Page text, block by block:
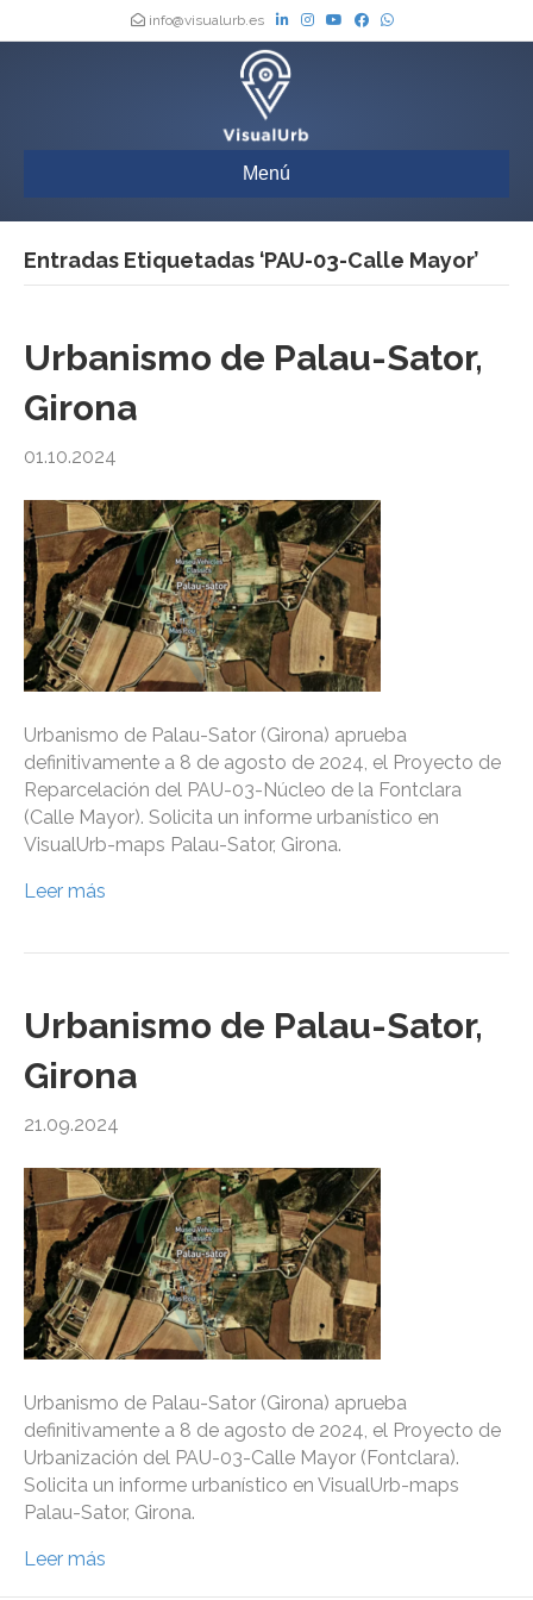
info@visualurb.es
Menú
Entradas Etiquetadas ‘PAU-03-Calle Mayor’
Urbanismo de Palau-Sator,
Girona
01.10.2024
Urbanismo de Palau-Sator (Girona) aprueba
definitivamente a 8 de agosto de 2024, el Proyecto de
Reparcelación del PAU-03-Núcleo de la Fontclara
(Calle Mayor). Solicita un informe urbanístico en
VisualUrb-maps Palau-Sator, Girona.
Leer más
Urbanismo de Palau-Sator,
Girona
21.09.2024
Urbanismo de Palau-Sator (Girona) aprueba
definitivamente a 8 de agosto de 2024, el Proyecto de
Urbanización del PAU-03-Calle Mayor (Fontclara).
Solicita un informe urbanístico en VisualUrb-maps
Palau-Sator, Girona.
Leer más